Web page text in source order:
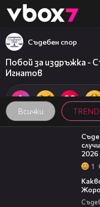
👾
Всички
Съдебен спор
Побой за издръжка -
Игнатов
47:02
2026
1